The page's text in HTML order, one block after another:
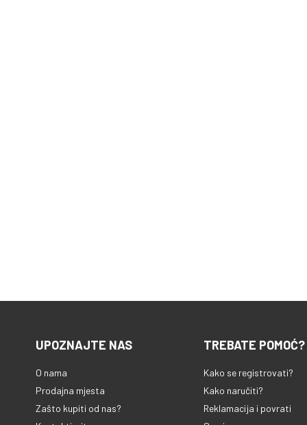
UPOZNAJTE NAS
O nama
Prodajna mjesta
Zašto kupiti od nas?
TREBATE POMOĆ?
Kako se registrovati?
Kako naručiti?
Reklamacija i povrati